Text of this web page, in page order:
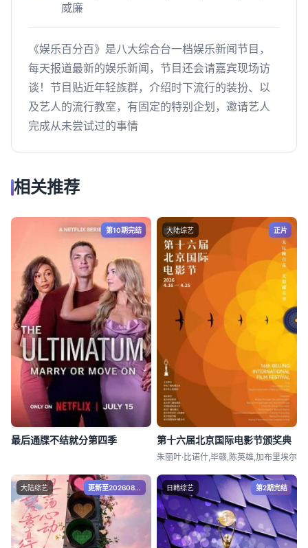
威廉
《娱乐百分百》是八大综合台一档娱乐新闻节目，
每天报道最新的娱乐新闻，节目还会请嘉宾现场访
谈！节目贴近年轻族群，介绍时下流行的装扮、以
及艺人的流行教室，有固定的特别企划，邀请艺人
完成从未尝试过的事情
相关推荐
第10期完结
最后通牒不结就分第四季
大陆综艺 正片
第十六届北京国际电影节颁奖典
朱丽叶·比诺什,毕赣,陈英雄,加布里埃尔
大陆综艺 更新至20260808期 日韩综艺 第2期完结